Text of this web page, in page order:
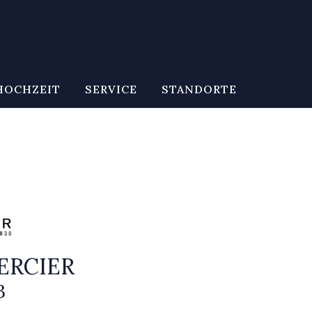
SERVICE STANDORTE